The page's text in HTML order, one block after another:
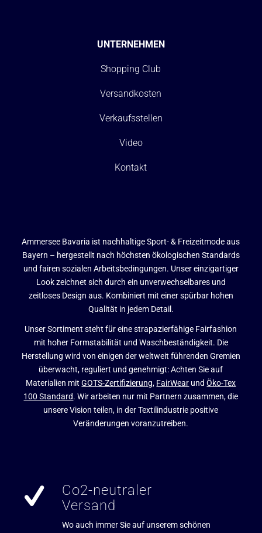
UNTERNEHMEN
Shopping Club
Versandkosten
Verkaufsstellen
Video
Kontakt
Ammersee Bavaria ist nachhaltige Sport- & Freizeitmode aus
Bayern – hergestellt nach höchsten ökologischen Standards
und fairen sozialen Arbeitsbedingungen. Unser einzigartiger
Look zeichnet sich durch ein unverwechselbares und
zeitloses Design aus. Kombiniert mit einer spürbar hohen
Qualität in jedem Detail.
Unser Sortiment steht für eine strapazierfähige Fairfashion
mit hoher Formstabilität und Waschbeständigkeit. Die
Herstellung wird von einigen der weltweit führenden Gremien
überwacht, reguliert und genehmigt: Achten Sie auf
Materialien mitGOTS-Zertifizierung, FairWear undÖko-Tex
100 Standard. Wir arbeiten nur mit Partnern zusammen, die
unsere Vision teilen, in der Textilindustrie positive
Veränderungen voranzutreiben.
Co2-neutraler
Versand
Wo auch immer Sie auf unserem schönen